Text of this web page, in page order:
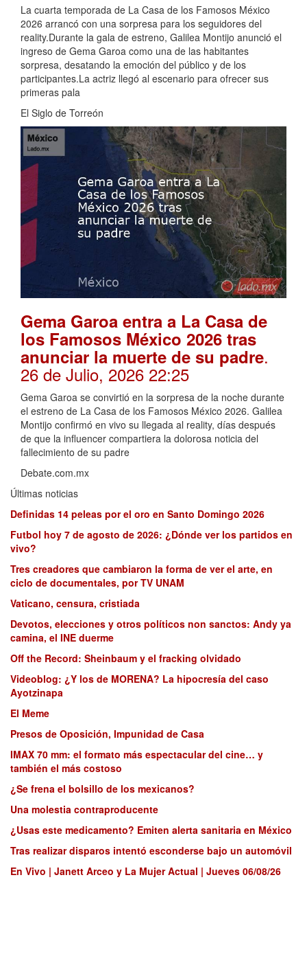
La cuarta temporada de La Casa de los Famosos México
2026 arrancó con una sorpresa para los seguidores del
reality.Durante la gala de estreno, Galilea Montijo anunció el
ingreso de Gema Garoa como una de las habitantes
sorpresa, desatando la emoción del público y de los
participantes.La actriz llegó al escenario para ofrecer sus
primeras pala
El Siglo de Torreón
Gema Garoa entra a La Casa de
los Famosos México 2026 tras
anunciar la muerte de su padre.
26 de Julio, 2026 22:25
Gema Garoa se convirtió en la sorpresa de la noche durante
el estreno de La Casa de los Famosos México 2026. Galilea
Montijo confirmó en vivo su llegada al reality, días después
de que la influencer compartiera la dolorosa noticia del
fallecimiento de su padre
Debate.com.mx
Últimas noticias
Definidas 14 peleas por el oro en Santo Domingo 2026
Futbol hoy 7 de agosto de 2026: ¿Dónde ver los partidos en
vivo?
Tres creadores que cambiaron la forma de ver el arte, en
ciclo de documentales, por TV UNAM
Vaticano, censura, cristiada
Devotos, elecciones y otros políticos non sanctos: Andy ya
camina, el INE duerme
Off the Record: Sheinbaum y el fracking olvidado
Videoblog: ¿Y los de MORENA? La hipocresía del caso
Ayotzinapa
El Meme
Presos de Oposición, Impunidad de Casa
IMAX 70 mm: el formato más espectacular del cine… y
también el más costoso
¿Se frena el bolsillo de los mexicanos?
Una molestia contraproducente
¿Usas este medicamento? Emiten alerta sanitaria en México
Tras realizar disparos intentó esconderse bajo un automóvil
En Vivo | Janett Arceo y La Mujer Actual | Jueves 06/08/26